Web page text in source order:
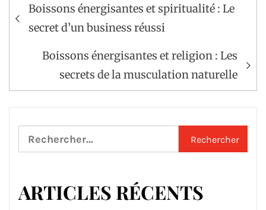
de
Boissons énergisantes et spiritualité : Le
secret d’un business réussi
Boissons énergisantes et religion : Les
secrets de la musculation naturelle
Rechercher :
ARTICLES RÉCENTS